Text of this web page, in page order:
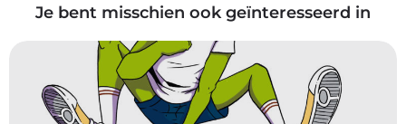
Je bent misschien ook geïnteresseerd in